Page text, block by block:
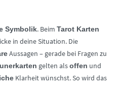
Symbolik. Beim Tarot Karten
in deine Situation. Die
Aussagen – gerade bei Fragen zu
gelten alsoffen und
Klarheit wünschst. So wird das